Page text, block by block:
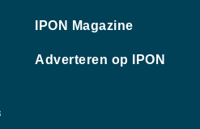
IPON Magazine
Adverteren op IPON